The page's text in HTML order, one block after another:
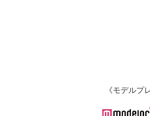
《モデルプ